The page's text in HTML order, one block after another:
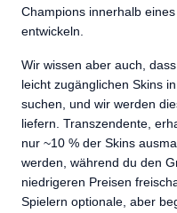
Champions innerhalb
entwickeln.
Wir wissen aber auch,
leicht zugänglichen Skins
suchen, und wir werden
liefern. Transzendente,
nur ~10 % der Skins
werden, während du den
niedrigeren Preisen
Spielern optionale, aber